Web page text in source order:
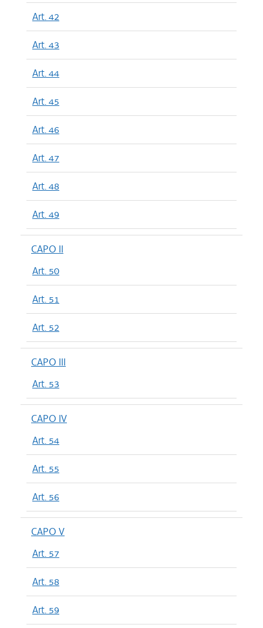
Art. 42
Art. 43
Art. 44
Art. 45
Art. 46
Art. 47
Art. 48
Art. 49
CAPO II
Art. 50
Art. 51
Art. 52
CAPO III
Art. 53
CAPO IV
Art. 54
Art. 55
Art. 56
CAPO V
Art. 57
Art. 58
Art. 59